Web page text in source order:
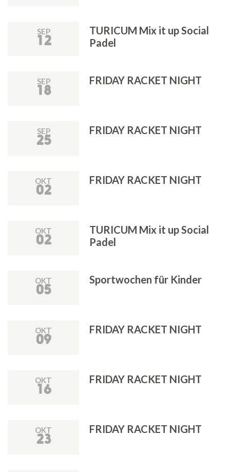
SEP
12
TURICUM Mix it up Social
Padel
SEP
18
FRIDAY RACKET NIGHT
SEP
25
FRIDAY RACKET NIGHT
OKT
02
FRIDAY RACKET NIGHT
OKT
02
TURICUM Mix it up Social
Padel
OKT
05
Sportwochen für Kinder
OKT
09
FRIDAY RACKET NIGHT
OKT
16
FRIDAY RACKET NIGHT
OKT
23
FRIDAY RACKET NIGHT